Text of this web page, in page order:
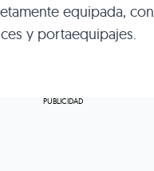
equipada, con
y portaequipajes.